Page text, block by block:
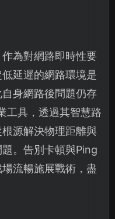
為對網路即時性要
延遲的網路環境是
身網路後問題仍存
工具，透過其智慧路
源解決物理距離與
。告別卡頓與Ping
流暢施展戰術，盡